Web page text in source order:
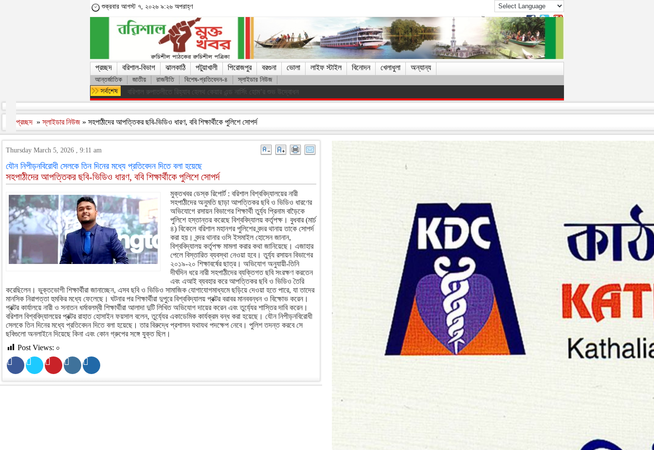
শুক্রবার আগস্ট ৭, ২০২৬ ৯:২৬ অপরাহ্ণ
প্রচ্ছদ বরিশাল-বিভাগ ঝালকাঠি পটুয়াখালী পিরোজপুর বরগুনা ভোলা লাইফ স্টাইল বিনোদন খেলাধুলা অন্যান্য
আন্তর্জাতিক জাতীয় রাজনীতি বিশেষ-প্রতিবেদন-৪ স্লাইডার নিউজ
ফরিদপুরের ভাঙ্গায় নিয়ন্ত্রণ হারিয়ে যাত্রীবাহী বাস খাদে, আহত ১৫
প্রচ্ছদ »স্লাইডার নিউজ » সহপাঠীদের আপত্তিকর ছবি-ভিডিও ধারণ, ববি শিক্ষার্থীকে পুলিশে সোপর্দ
Thursday March 5, 2026 , 9:11 am
যৌন নিপীড়নবিরোধী সেলকে তিন দিনের মধ্যে প্রতিবেদন দিতে বলা হয়েছে
সহপাঠীদের আপত্তিকর ছবি-ভিডিও ধারণ, ববি শিক্ষার্থীকে পুলিশে সোপর্দ
মুক্তখবর ডেস্ক রিপোর্ট : বরিশাল বিশ্ববিদ্যালয়ের নারী
সহপাঠীদের অনুমতি ছাড়া আপত্তিকর ছবি ও ভিডিও ধারণের
অভিযোগে রসায়ন বিভাগের শিক্ষার্থী তুর্য্য প্রিনাম বাড়ৈকে
পুলিশে হস্তান্তর করেছে বিশ্ববিদ্যালয় কর্তৃপক্ষ। বুধবার (মার্চ
৪) বিকেলে বরিশাল মহানগর পুলিশের বন্দর থানায় তাকে সোপর্দ
করা হয়। বন্দর থানার ওসি ইসমাইল হোসেন জানান,
বিশ্ববিদ্যালয় কর্তৃপক্ষ মামলা করার কথা জানিয়েছে। এজাহার
পেলে বিস্তারিত ব্যবস্থা নেওয়া হবে। তুর্য্য রসায়ন বিভাগের
২০১৯-২০ শিক্ষাবর্ষের ছাত্র। অভিযোগ অনুযায়ী-তিনি
দীর্ঘদিন ধরে নারী সহপাঠীদের ব্যক্তিগত ছবি সংরক্ষণ করতেন
এবং এআই ব্যবহার করে আপত্তিকর ছবি ও ভিডিও তৈরি
করেছিলেন। ভুক্তভোগী শিক্ষার্থীরা জানাচ্ছেন, এসব ছবি ও ভিডিও সামাজিক যোগাযোগমাধ্যমে ছড়িয়ে দেওয়া হতে পারে, যা তাদের
মানসিক নিরাপত্তা হুমকির মধ্যে ফেলেছে। ঘটনার পর শিক্ষার্থীরা দুপুরে বিশ্ববিদ্যালয় প্রক্টর বরাবর মানববন্ধন ও বিক্ষোভ করেন।
প্রক্টর কার্যালয়ে নারী ও সনাতন ধর্মাবলম্বী শিক্ষার্থীরা আলাদা দুটি লিখিত অভিযোগ দায়ের করেন এবং তুর্য্যের শাস্তির দাবি করেন।
বরিশাল বিশ্ববিদ্যালয়ের প্রক্টর রাহাত হোসাইন ফয়সাল বলেন, তুর্য্যের একাডেমিক কার্যক্রম বন্ধ করা হয়েছে। যৌন নিপীড়নবিরোধী
সেলকে তিন দিনের মধ্যে প্রতিবেদন দিতে বলা হয়েছে। তার বিরুদ্ধে প্রশাসন যথাযথ পদক্ষেপ নেবে। পুলিশ তদন্ত করবে সে
ছবিগুলো অনলাইনে দিয়েছে কিনা এবং কোন গ্রুপের সঙ্গে যুক্ত ছিল।
Post Views: ০